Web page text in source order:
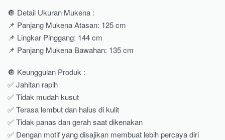
🔘 Detail Ukuran Mukena :
📌 Panjang Mukena Atasan: 125 cm
📌 Lingkar Pinggang: 144 cm
📌 Panjang Mukena Bawahan: 135 cm
🔘 Keunggulan Produk :
✅ Jahitan rapih
✅ Tidak mudah kusut
✅ Terasa lembut dan halus di kulit
✅ Tidak panas dan gerah saat dikenakan
✅ Dengan motif yang disajikan membuat lebih percaya diri